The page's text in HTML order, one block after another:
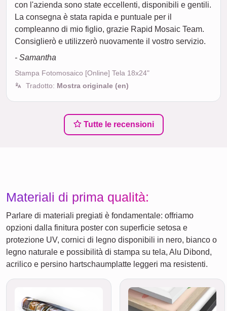
con l'azienda sono state eccellenti, disponibili e gentili.
La consegna è stata rapida e puntuale per il
compleanno di mio figlio, grazie Rapid Mosaic Team.
Consiglierò e utilizzerò nuovamente il vostro servizio.
- Samantha
Stampa Fotomosaico [Online] Tela 18x24"
Tradotto: Mostra originale (en)
Tutte le recensioni
Materiali di prima qualità:
Parlare di materiali pregiati è fondamentale: offriamo
opzioni dalla finitura poster con superficie setosa e
protezione UV, cornici di legno disponibili in nero, bianco o
legno naturale e possibilità di stampa su tela, Alu Dibond,
acrilico e persino hartschaumplatte leggeri ma resistenti.